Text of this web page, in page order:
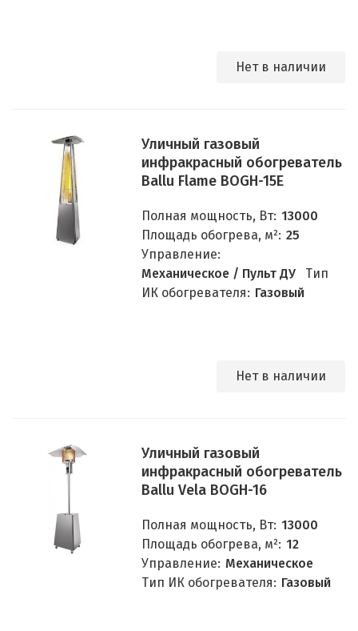
Нет в наличии
Уличный газовый
инфракрасный обогреватель
Ballu Flame BOGH-15E
Полная мощность, Вт: 13000
Площадь обогрева, м²: 25
Управление:
Механическое / Пульт ДУ
Тип
ИК обогревателя: Газовый
Нет в наличии
Уличный газовый
инфракрасный обогреватель
Ballu Vela BOGH-16
Полная мощность, Вт: 13000
Площадь обогрева, м²: 12
Управление: Механическое
Тип ИК обогревателя: Газовый